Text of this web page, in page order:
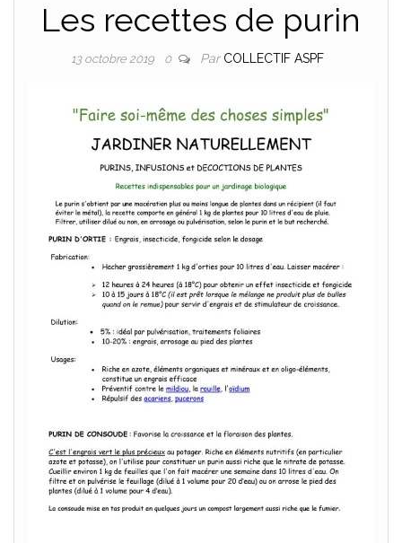
Les recettes de purin
13 octobre 2019 0 Par COLLECTIF ASPF